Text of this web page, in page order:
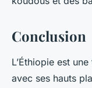
Conclusion
L’Éthiopie est
avec ses hauts